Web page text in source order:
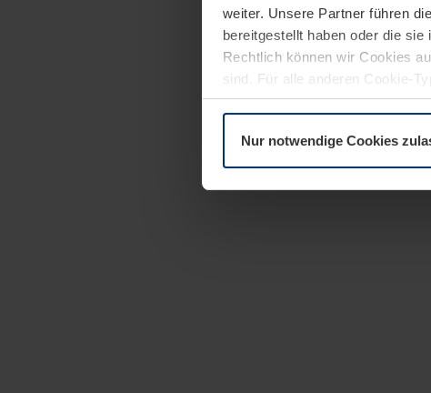
weiter. Unsere Partner führen
bereitgestellt haben oder die
Rechtlich können wir Cookies
sind. Für alle anderen Cookie-
Erläuterung auf der Seite
Nur notwendige Cookies